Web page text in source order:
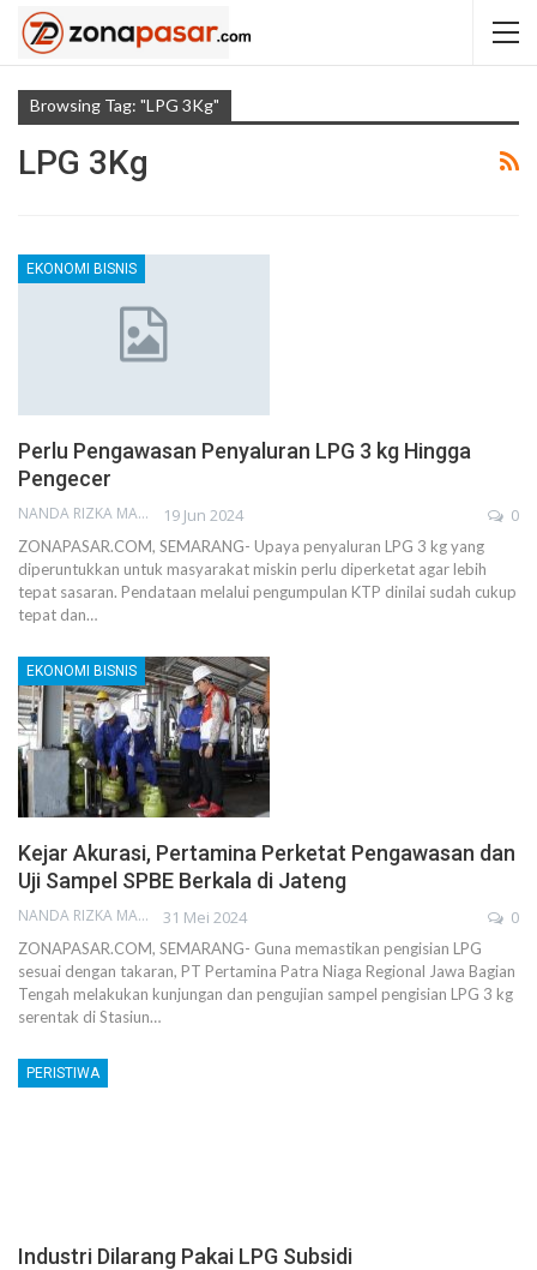
Browsing Tag: "LPG 3Kg"
LPG 3Kg
EKONOMI BISNIS
Perlu Pengawasan Penyaluran LPG 3 kg Hingga
Pengecer
NANDA RIZKA MAHENDRA 19 Jun 2024 0
ZONAPASAR.COM, SEMARANG- Upaya penyaluran LPG 3 kg yang
diperuntukkan untuk masyarakat miskin perlu diperketat agar lebih
tepat sasaran. Pendataan melalui pengumpulan KTP dinilai sudah cukup
tepat dan…
EKONOMI BISNIS
Kejar Akurasi, Pertamina Perketat Pengawasan dan
Uji Sampel SPBE Berkala di Jateng
NANDA RIZKA MAHENDRA 31 Mei 2024 0
ZONAPASAR.COM, SEMARANG- Guna memastikan pengisian LPG
sesuai dengan takaran, PT Pertamina Patra Niaga Regional Jawa Bagian
Tengah melakukan kunjungan dan pengujian sampel pengisian LPG 3 kg
serentak di Stasiun…
PERISTIWA
Industri Dilarang Pakai LPG Subsidi